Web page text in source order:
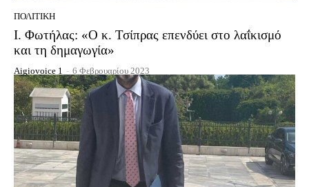
ΠΟΛΙΤΙΚΉ
Ι. Φωτήλας: «O κ. Τσίπρας επενδύει στο λαΐκισμό
και τη δημαγωγία»
Aigiovoice 1 - 6 Φεβρουαρίου 2023